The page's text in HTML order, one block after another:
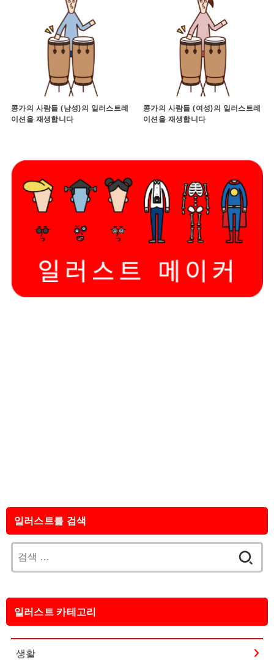
콩가의 사람들 (남성)의 일러스트레
이션을 재생합니다
콩가의 사람들 (여성)의 일러스트레
이션을 재생합니다
일러스트를 검색
색:
일러스트 카테고리
생활